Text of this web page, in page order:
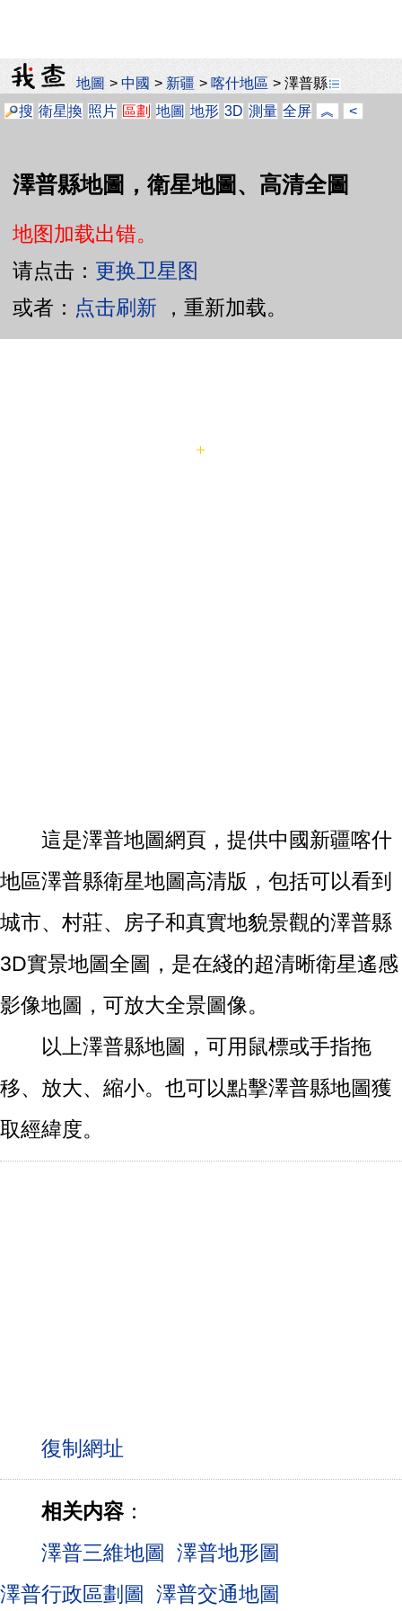
地圖 >中國 > 新疆 >喀什地區 >澤普縣
搜 衛星換 照片 區劃 地圖 地形 3D 測量 全屏 ︽ <
澤普縣地圖，衛星地圖、高清全圖
地图加载出错。
请点击： 更换卫星图
或者： 点击刷新 ，重新加载。
這是澤普地圖網頁，提供中國新疆喀什
地區澤普縣衛星地圖高清版，包括可以看到
城市、村莊、房子和真實地貌景觀的澤普縣
3D實景地圖全圖，是在綫的超清晰衛星遙感
影像地圖，可放大全景圖像。
以上澤普縣地圖，可用鼠標或手指拖
移、放大、縮小。也可以點擊澤普縣地圖獲
取經緯度。
相关内容：
澤普三維地圖 澤普地形圖
澤普行政區劃圖 澤普交通地圖